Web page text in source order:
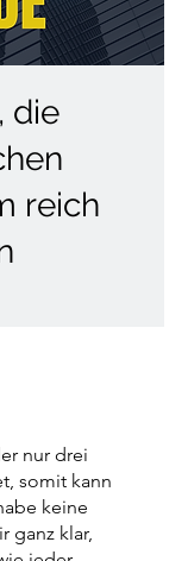
die
reich
nur drei
somit kann
keine
ganz klar,